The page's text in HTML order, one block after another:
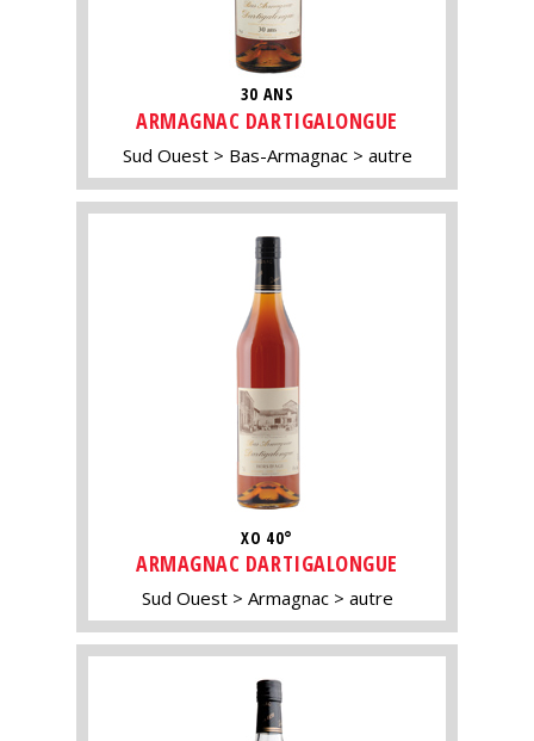
30 ANS
ARMAGNAC DARTIGALONGUE
Sud Ouest Bas-Armagnac autre
XO 40°
ARMAGNAC DARTIGALONGUE
Sud Ouest Armagnac autre